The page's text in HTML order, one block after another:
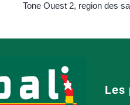
Tone Ouest 2, region des
Les